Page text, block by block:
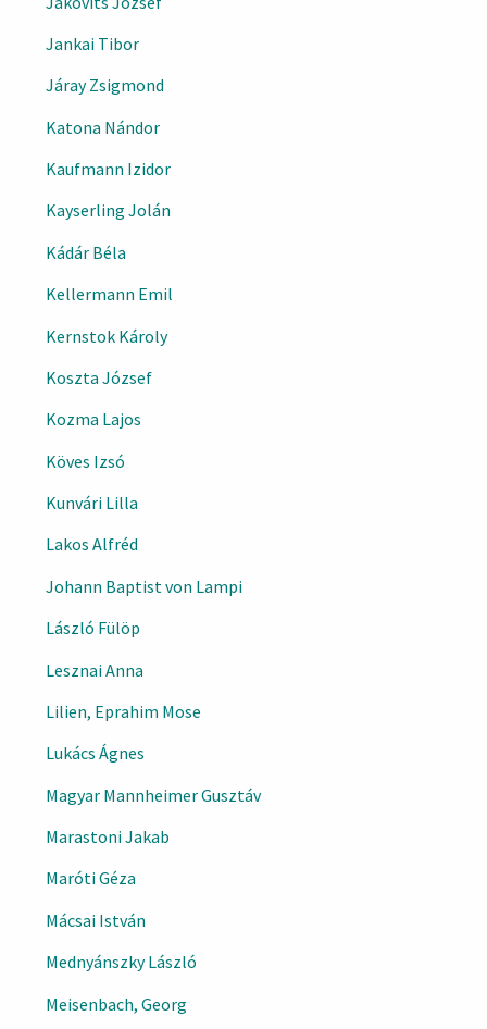
Jankai Tibor
Járay Zsigmond
Katona Nándor
Kaufmann Izidor
Kayserling Jolán
Kádár Béla
Kellermann Emil
Kernstok Károly
Koszta József
Kozma Lajos
Köves Izsó
Kunvári Lilla
Lakos Alfréd
Johann Baptist von Lampi
László Fülöp
Lesznai Anna
Lilien, Eprahim Mose
Lukács Ágnes
Magyar Mannheimer Gusztáv
Marastoni Jakab
Maróti Géza
Mácsai István
Mednyánszky László
Meisenbach, Georg